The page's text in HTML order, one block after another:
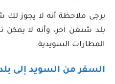
يرجى ملاحظة أنه لا يجوز
بلد شنغن آخر، وأنه لا يمكن
المطارات السويدية.
السفر من السويد إلى